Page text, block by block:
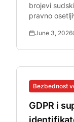
brojevi
pravno
June 3, 2026
Bezbednost
GDPR i